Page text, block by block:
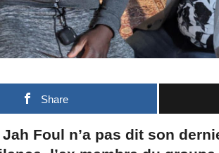
Share
Foul n’a pas dit son